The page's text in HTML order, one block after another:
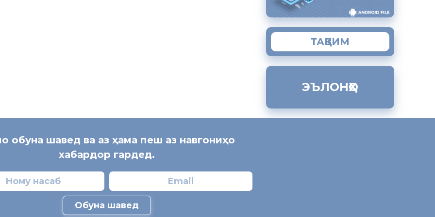
ТАҚВИМ
ЭЪЛОНҲО
обуна шавед ва аз ҳама пеш аз навгониҳо
хабардор гардед.
Обуна шавед